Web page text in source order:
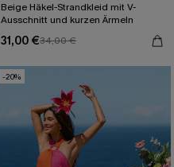
Beige Häkel-Strandkleid mit V-
Ausschnitt und kurzen Ärmeln
31,00 €34,00 €
-20%